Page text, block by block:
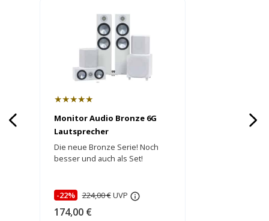
★★★★★
Monitor Audio Bronze 6G
Lautsprecher
Die neue Bronze Serie! Noch
besser und auch als Set!
-22% 224,00 €UVP
174,00 €